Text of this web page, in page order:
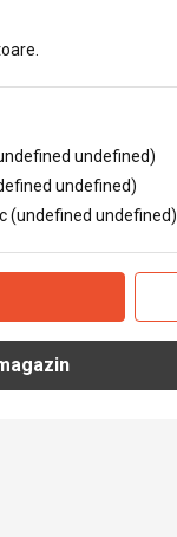
undefined)
undefined)
(undefined undefined)